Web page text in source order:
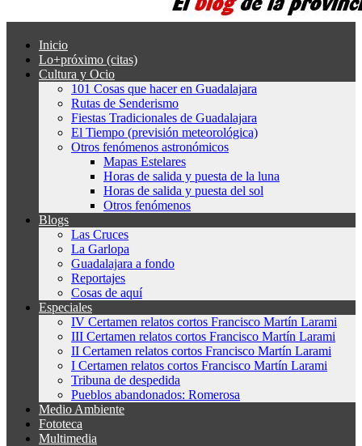
Inicio
Lo+próximo (citas)
Cultura y Ocio
101 Cosas que hacer en Guadalajara
Rutas de Senderismo
Fiestas Tradicionales de Guadalajara
El Tiempo (previsión meteorológica)
Otros fenómenos astronómicos
Mapas Estelares
Horas de salida y puesta de la luna
Horas de salida y puesta del sol
Otros fenómenos
Blogs
Las Cruces
La Garlopa
Guadalajara a fondo
Reportajes
Cosas de aquí
Especiales
IV Certamen relatos cortos Francisco Martín Larami
III Certamen relatos cortos Francisco Martín Larami
II Certamen relatos cortos Francisco Martín Larami
I Certamen relatos cortos Francisco Martín Larami
Tribuna de despedida
Pueblos abandonados: Romerosa
Medio Ambiente
Fototeca
Multimedia